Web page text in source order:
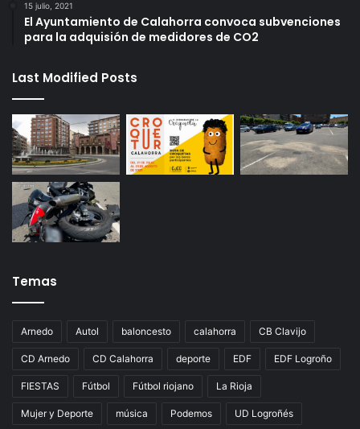
15 julio, 2021
El Ayuntamiento de Calahorra convoca subvenciones
para la adquisión de medidores de CO2
Last Modified Posts
Temas
Arnedo Autol baloncesto calahorra CB Clavijo
CD Arnedo CD Calahorra deporte EDF EDF Logroño
FIESTAS Fútbol Fútbol riojano La Rioja
Mujer y Deporte música Podemos UD Logroñés